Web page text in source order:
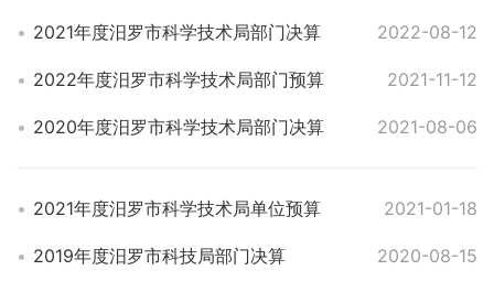
2021年度汨罗市科学技术局部门决算 2022-08-12
2022年度汨罗市科学技术局部门预算 2021-11-12
2020年度汨罗市科学技术局部门决算 2021-08-06
2021年度汨罗市科学技术局单位预算 2021-01-18
2019年度汨罗市科技局部门决算 2020-08-15